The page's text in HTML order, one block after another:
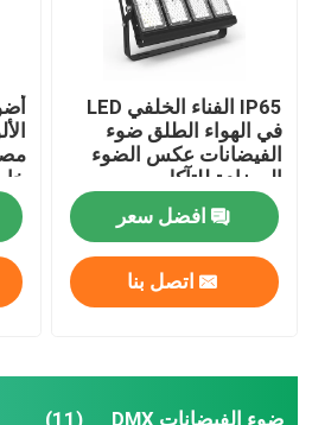
IP65 الفناء الخلفي LED
في الهواء الطلق ضوء
الفيضانات عكس الضوء
المضادة للتآكل
افضل سعر
اتصل بنا
ضوء الفيضانات DMX (11)